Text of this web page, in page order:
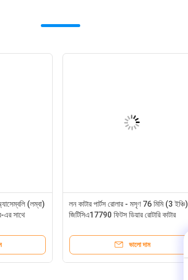
(লম্বা)
এর সাথে
লন কাটার পার্টস রোলার - মসৃণ 76 মিমি (3 ইঞ্চি)
জিটিসিএ17790 ফিটস ডিয়ার রোটারি কাটার
ভালো দাম